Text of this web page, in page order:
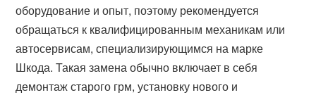
оборудование и опыт, поэтому рекомендуется
обращаться к квалифицированным механикам или
автосервисам, специализирующимся на марке
Шкода. Такая замена обычно включает в себя
демонтаж старого грм, установку нового и